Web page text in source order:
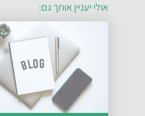
אולי יעניין אותך גם: